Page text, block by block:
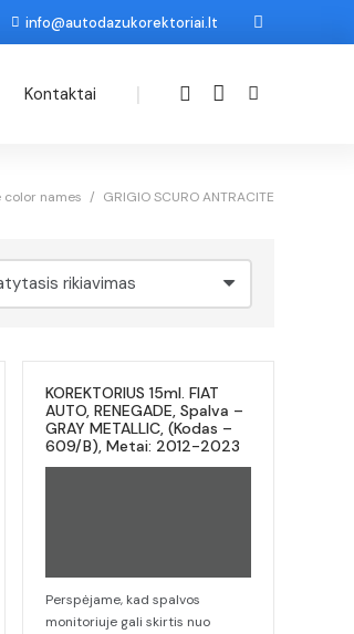
info@autodazukorektoriai.lt
Kontaktai |
names / GRIGIO SCURO ANTRACITE
KOREKTORIUS 15ml. FIAT
AUTO, RENEGADE, Spalva –
GRAY METALLIC, (Kodas –
609/B), Metai: 2012-2023
Perspėjame, kad spalvos
monitoriuje gali skirtis nuo